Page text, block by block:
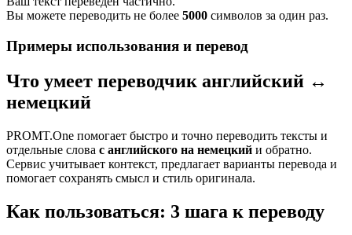
Вы можете переводить не более 5000 символов за один раз.
Примеры использования и перевод
Что умеет переводчик английский ↔
немецкий
PROMT.One помогает быстро и точно переводить тексты и
отдельные слова с английского на немецкий и обратно.
Сервис учитывает контекст, предлагает варианты перевода и
помогает сохранять смысл и стиль оригинала.
Как пользоваться: 3 шага к переводу